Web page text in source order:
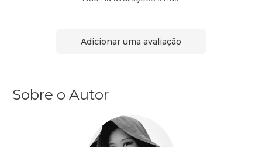
Adicionar uma avaliação
Sobre o Autor